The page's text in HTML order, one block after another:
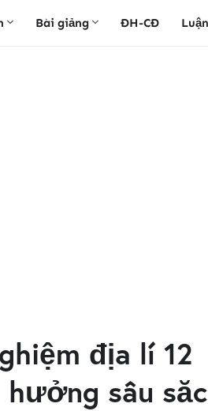
Bài giảng ĐH-CĐ
địa lí 12
hưởng sâu săc